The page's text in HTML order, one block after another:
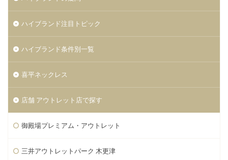
ハイブランド注目トピック
ハイブランド条件別一覧
喜平ネックレス
店舗 アウトレット店で探す
御殿場プレミアム・アウトレット
三井アウトレットパーク 木更津